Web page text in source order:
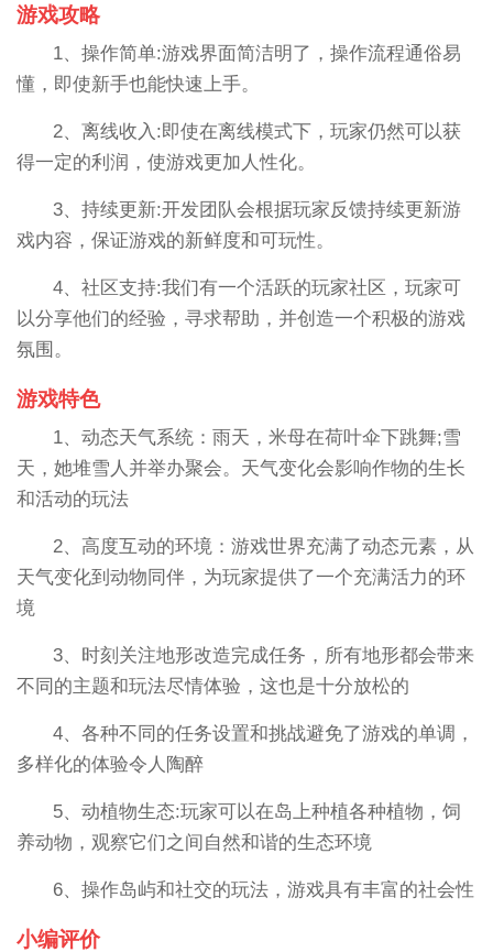
游戏攻略
1、操作简单:游戏界面简洁明了，操作流程通俗易
懂，即使新手也能快速上手。
2、离线收入:即使在离线模式下，玩家仍然可以获
得一定的利润，使游戏更加人性化。
3、持续更新:开发团队会根据玩家反馈持续更新游
戏内容，保证游戏的新鲜度和可玩性。
4、社区支持:我们有一个活跃的玩家社区，玩家可
以分享他们的经验，寻求帮助，并创造一个积极的游戏
氛围。
游戏特色
1、动态天气系统：雨天，米母在荷叶伞下跳舞;雪
天，她堆雪人并举办聚会。天气变化会影响作物的生长
和活动的玩法
2、高度互动的环境：游戏世界充满了动态元素，从
天气变化到动物同伴，为玩家提供了一个充满活力的环
境
3、时刻关注地形改造完成任务，所有地形都会带来
不同的主题和玩法尽情体验，这也是十分放松的
4、各种不同的任务设置和挑战避免了游戏的单调，
多样化的体验令人陶醉
5、动植物生态:玩家可以在岛上种植各种植物，饲
养动物，观察它们之间自然和谐的生态环境
6、操作岛屿和社交的玩法，游戏具有丰富的社会性
小编评价